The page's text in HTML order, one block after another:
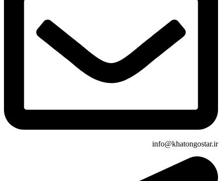
info@khatongostar.ir